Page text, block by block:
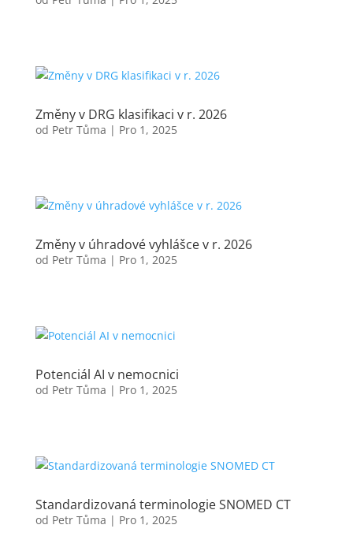
Změny v DRG klasifikaci v r. 2026
od Petr Tůma | Pro 1, 2025
Změny v úhradové vyhlášce v r. 2026
od Petr Tůma | Pro 1, 2025
Potenciál AI v nemocnici
od Petr Tůma | Pro 1, 2025
Standardizovaná terminologie SNOMED CT
od Petr Tůma | Pro 1, 2025